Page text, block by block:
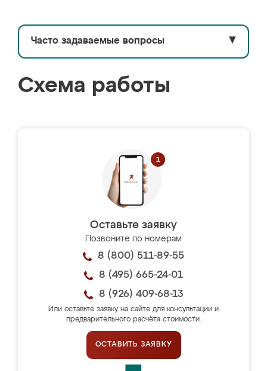
Часто задаваемые вопросы ▼
Схема работы
Оставьте заявку
Позвоните по номерам
8 (800) 511-89-55
8 (495) 665-24-01
8 (926) 409-68-13
Или оставьте заявку на сайте для консультации и
предварительного расчёта стоимости.
ОСТАВИТЬ ЗАЯВКУ